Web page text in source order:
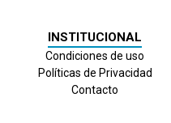
INSTITUCIONAL
Condiciones de uso
Políticas de Privacidad
Contacto